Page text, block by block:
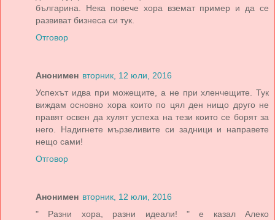
българина. Нека повече хора вземат пример и да се
развиват бизнеса си тук.
Отговор
Анонимен вторник, 12 юли, 2016
Успехът идва при можещите, а не при хленчещите. Тук
виждам основно хора които по цял ден нищо друго не
правят освен да хулят успеха на тези които се борят за
него. Надигнете мързеливите си задници и направете
нещо сами!
Отговор
Анонимен вторник, 12 юли, 2016
" Разни хора, разни идеали! " е казал Алеко